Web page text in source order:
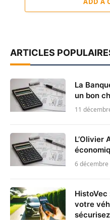
ARTICLES
La
un bon
11
L’Olivier
6 décembre
HistoVec
votre